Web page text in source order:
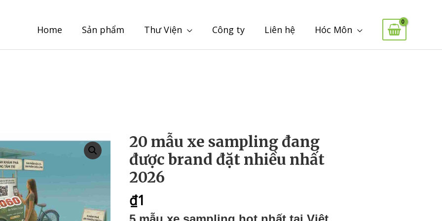
Home Sản phẩm Thư Viện Công ty Liên hệ Hóc Môn
20 mẫu xe sampling đang
được brand đặt nhiều nhất
2026
₫1